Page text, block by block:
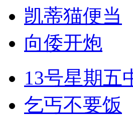
凯蒂猫便当
向倭开炮
13号星期五
乞丐不要饭